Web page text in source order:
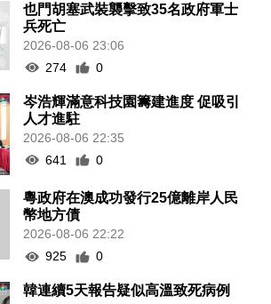
也門胡塞武裝襲擊致35名政府軍士
兵死亡
2026-08-06 23:06
274
0
岑浩輝滿意科技園籌建進度 促吸引
人才進駐
2026-08-06 22:35
641
0
粵政府在澳成功發行25億離岸人民
幣地方債
2026-08-06 22:22
925
0
韓連續5天報告疑似高溫致死病例